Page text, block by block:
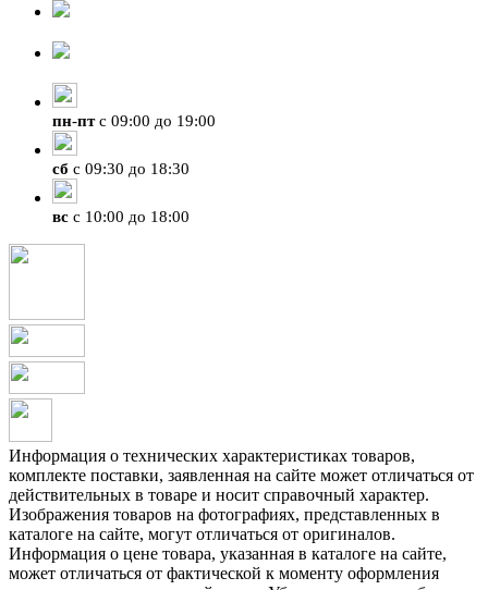
пн-птс 09:00 до 19:00
сб с 09:30 до 18:30
вс с 10:00 до 18:00
Информация о технических характеристиках товаров,
комплекте поставки, заявленная на сайте может отличаться от
действительных в товаре и носит справочный характер.
Изображения товаров на фотографиях, представленных в
каталоге на сайте, могут отличаться от оригиналов.
Информация о цене товара, указанная в каталоге на сайте,
может отличаться от фактической к моменту оформления